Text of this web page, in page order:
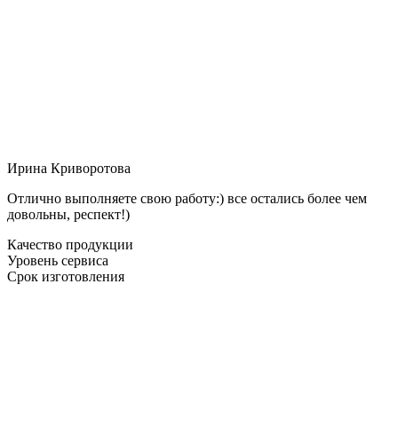
Ирина Криворотова
Отлично выполняете свою работу:) все остались более чем
довольны, респект!)
Качество продукции
Уровень сервиса
Срок изготовления